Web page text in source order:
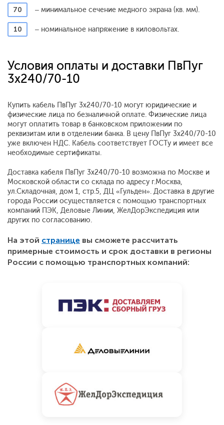
70
– минимальное сечение медного экрана (кв. мм).
10 – номинальное напряжение в киловольтах.
Условия оплаты и доставки ПвПуг
3x240/70-10
Купить кабель ПвПуг 3x240/70-10 могут юридические и
физические лица по безналичной оплате. Физические лица
могут оплатить товар в банковском приложении по
реквизитам или в отделении банка. В цену ПвПуг 3x240/70-10
уже включен НДС. Кабель соответствует ГОСТу и имеет все
необходимые сертификаты.
Доставка кабеля ПвПуг 3x240/70-10 возможна по Москве и
Московской области со склада по адресу г.Москва,
ул.Складочная, дом 1, стр.5, ДЦ «Гульден». Доставка в другие
города России осуществляется с помощью транспортных
компаний ПЭК, Деловые Линии, ЖелДорЭкспедиция или
других по согласованию.
На этой странице вы сможете рассчитать
примерные стоимость и срок доставки в регионы
России с помощью транспортных компаний: